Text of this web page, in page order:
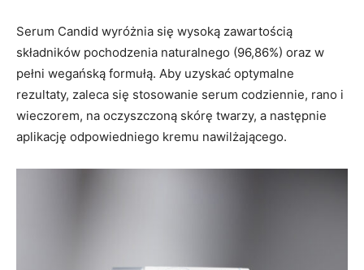
Serum Candid wyróżnia się wysoką zawartością
składników pochodzenia naturalnego (96,86%) oraz w
pełni wegańską formułą. Aby uzyskać optymalne
rezultaty, zaleca się stosowanie serum codziennie, rano i
wieczorem, na oczyszczoną skórę twarzy, a następnie
aplikację odpowiedniego kremu nawilżającego.